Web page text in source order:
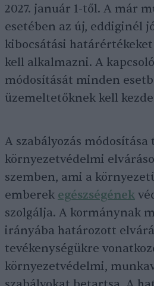
2027. január 1-től. A már
esetében az új, eddiginél
kibocsátási
kell alkalmazni. A
módosítását minden
üzemeltetőknek kell
A szabályozás
környezetvédelmi
szemben, ami a
emberek egészségének
szolgálja. A kormánynak
irányába határozott
tevékenységükre
környezetvédelmi,